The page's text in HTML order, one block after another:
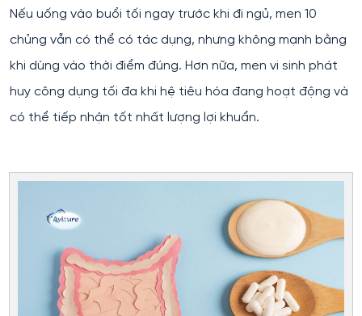
Nếu uống vào buổi tối ngay trước khi đi ngủ, men 10
chủng vẫn có thể có tác dụng, nhưng không mạnh bằng
khi dùng vào thời điểm đúng. Hơn nữa, men vi sinh phát
huy công dụng tối đa khi hệ tiêu hóa đang hoạt động và
có thể tiếp nhận tốt nhất lượng lợi khuẩn.